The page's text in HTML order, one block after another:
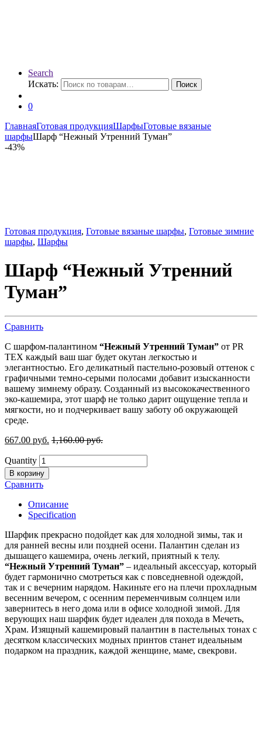
Search
Искать:
Поиск
0
ГлавнаяГотовая продукцияШарфыГотовые вязаные
шарфыШарф “Нежный Утренний Туман”
-43%
Готовая продукция, Готовые вязаные шарфы, Готовые зимние
шарфы, Шарфы
Шарф “Нежный Утренний
Туман”
Сравнить
С шарфом-палантином “Нежный Утренний Туман” от PR
TEX каждый ваш шаг будет окутан легкостью и
элегантностью. Его деликатный пастельно-розовый оттенок с
графичными темно-серыми полосами добавит изысканности
вашему зимнему образу. Созданный из высококачественного
эко-кашемира, этот шарф не только дарит ощущение тепла и
мягкости, но и подчеркивает вашу заботу об окружающей
среде.
667.00 руб. 1,160.00руб.
Quantity
В корзину
Сравнить
Описание
Specification
Шарфик прекрасно подойдет как для холодной зимы, так и
для ранней весны или поздней осени. Палантин сделан из
дышащего кашемира, очень легкий, приятный к телу.
“Нежный Утренний Туман” – идеальный аксессуар, который
будет гармонично смотреться как с повседневной одеждой,
так и с вечерним нарядом. Накиньте его на плечи прохладным
весенним вечером, с осенним переменчивым солнцем или
завернитесь в него дома или в офисе холодной зимой. Для
верующих наш шарфик будет идеален для похода в Мечеть,
Храм. Изящный кашемировый палантин в пастельных тонах с
десятком классических модных принтов станет идеальным
подарком на праздник, каждой женщине, маме, свекрови.